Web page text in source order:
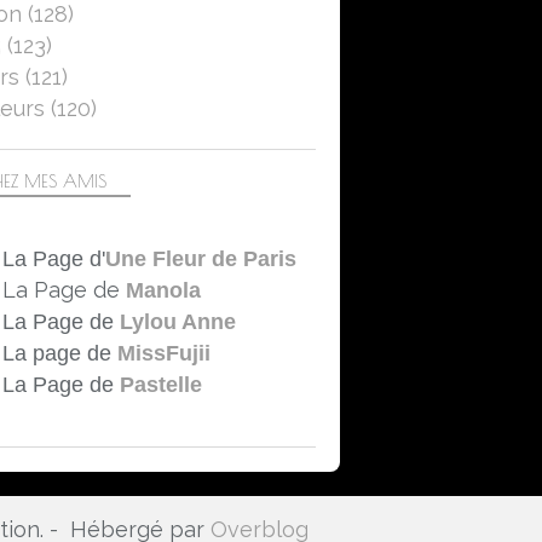
MANTES-LA-JOLIE
(128)
(123)
(121)
(120)
MES AMIS
La Page d'Une Fleur de Paris
La Page de Manola
La Page de Lylou Anne
La page de MissFujii
La Page de Pastelle
- Hébergé par Overblog